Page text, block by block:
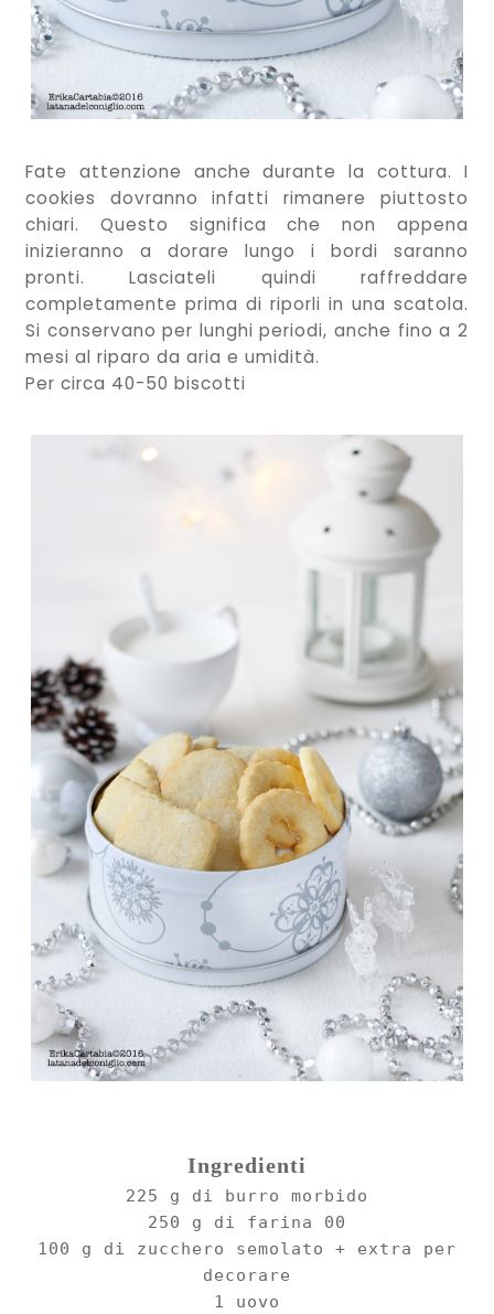
Fate attenzione anche durante la cottura. I
cookies dovranno infatti rimanere piuttosto
chiari. Questo significa che non appena
inizieranno a dorare lungo i bordi saranno
pronti. Lasciateli quindi raffreddare
completamente prima di riporli in una scatola.
Si conservano per lunghi periodi, anche fino a 2
mesi al riparo da aria e umidità.
Per circa 40-50 biscotti
Ingredienti
225
g di burro morbido
250 g di farina 00
100 g di zucchero semolato + extra per
deco rare
1 uovo